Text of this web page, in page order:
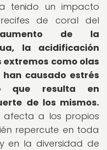
tenido un impacto
de coral del
de la
la acidificación
extremos como olas
causado estrés
que resulta en
de los mismos.
afecta a los propios
repercute en toda
en la diversidad de